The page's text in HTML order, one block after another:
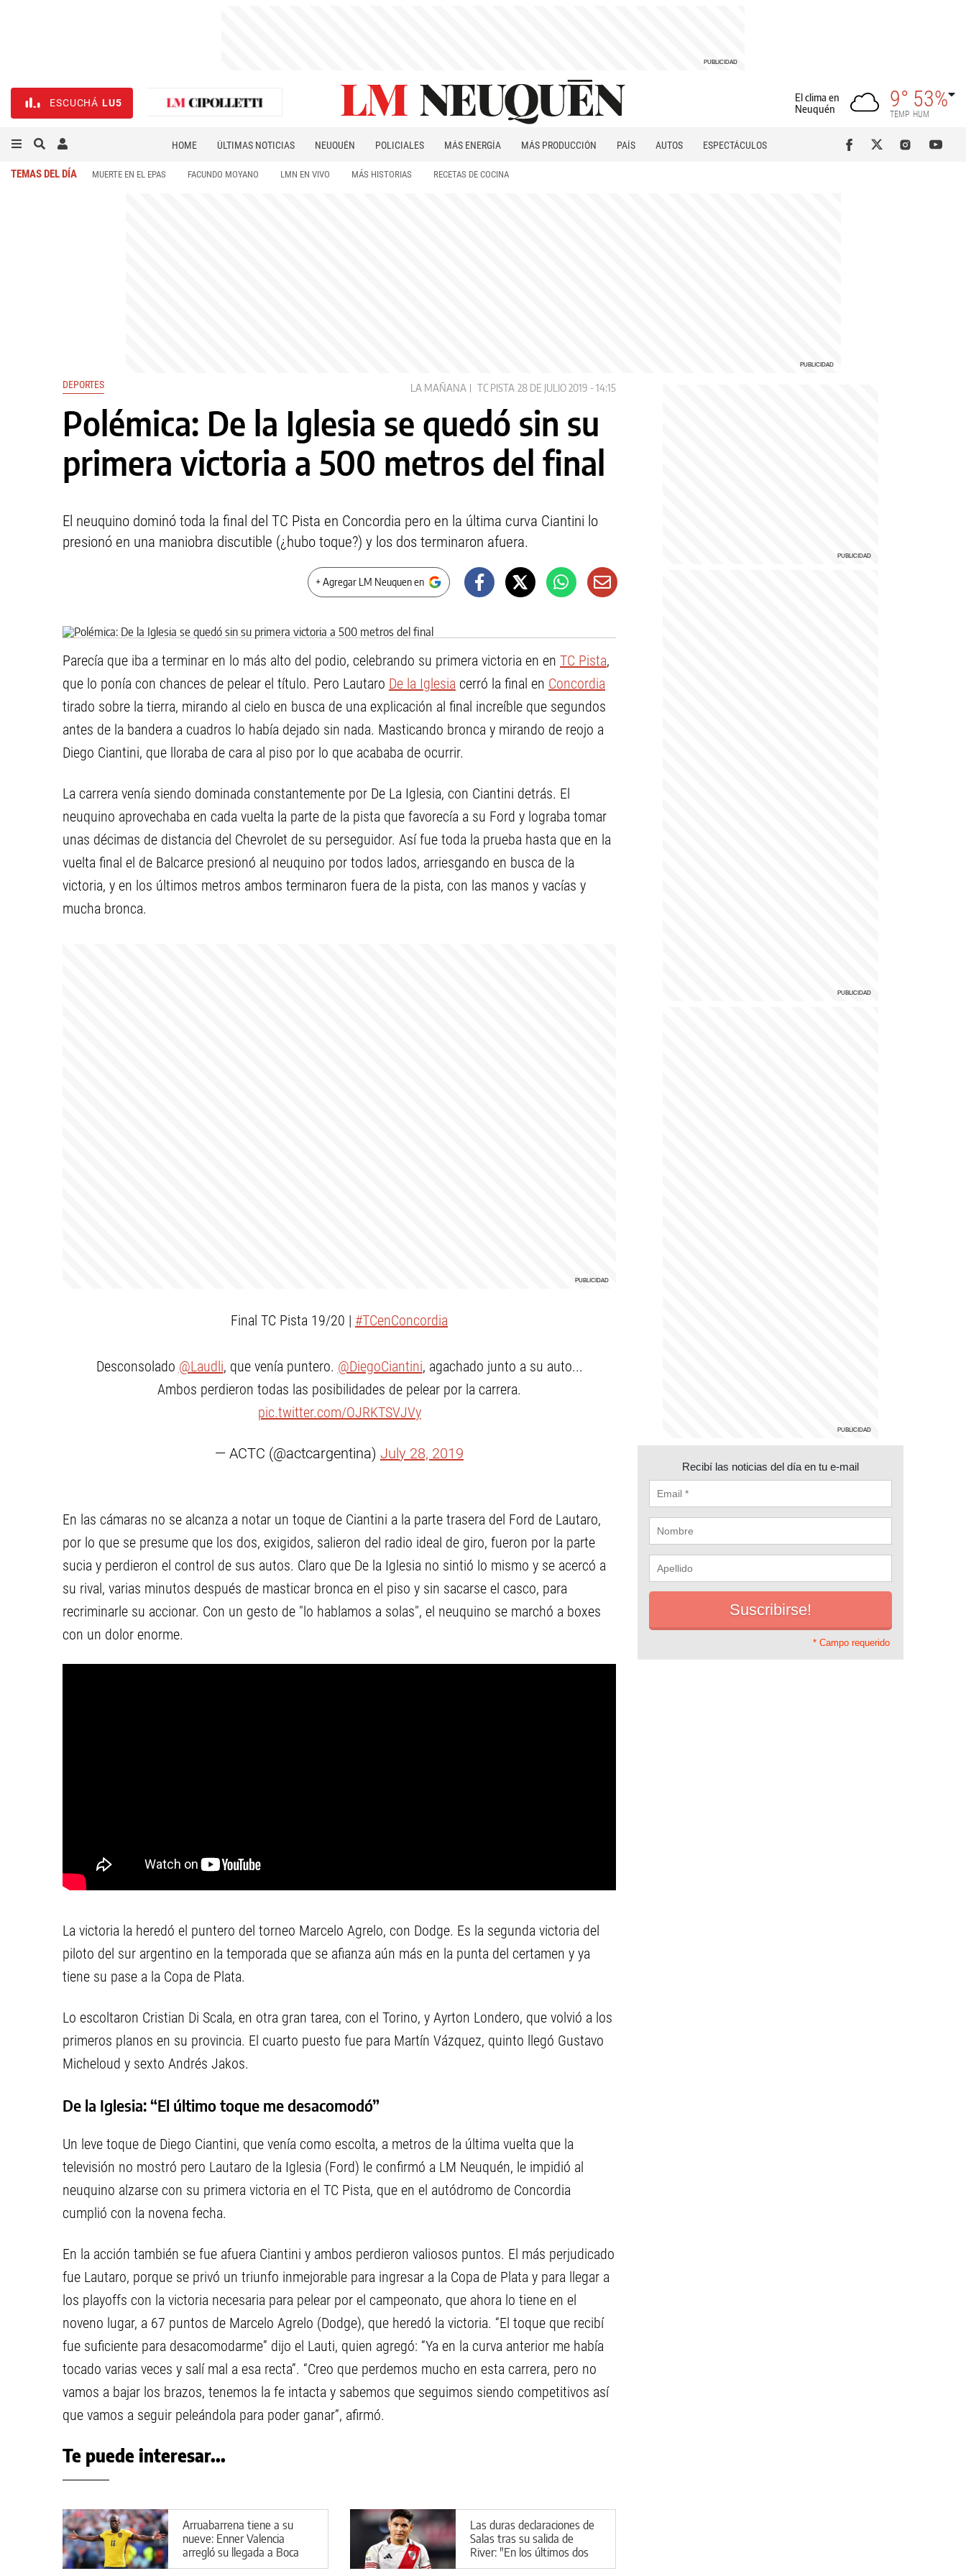
ESCUCHÁ LU5
El clima en
Neuquén
9°
TEMP
53%
HUM
HOME ÚLTIMAS NOTICIAS NEUQUÉN POLICIALES MÁS ENERGÍA MÁS PRODUCCIÓN PAÍS AUTOS
ESPECTÁCULOS
TEMAS DEL DÍA MUERTE EN EL EPAS FACUNDO MOYANO LMN EN VIVO MÁS HISTORIAS RECETAS DE COCINA
DEPORTES LA MAÑANA TC PISTA 28 DE JULIO 2019 - 14:15
Polémica: De la Iglesia se quedó sin su
primera victoria a 500 metros del final
El neuquino dominó toda la final del TC Pista en Concordia pero en la última curva Ciantini lo
presionó en una maniobra discutible (¿hubo toque?) y los dos terminaron afuera.
+ Agregar LM Neuquen en
Parecía que iba a terminar en lo más alto del podio, celebrando su primera victoria en en TC Pista,
que lo ponía con chances de pelear el título. Pero Lautaro De la Iglesia cerró la final en Concordia
tirado sobre la tierra, mirando al cielo en busca de una explicación al final increíble que segundos
antes de la bandera a cuadros lo había dejado sin nada. Masticando bronca y mirando de reojo a
Diego Ciantini, que lloraba de cara al piso por lo que acababa de ocurrir.
La carrera venía siendo dominada constantemente por De La Iglesia, con Ciantini detrás. El
neuquino aprovechaba en cada vuelta la parte de la pista que favorecía a su Ford y lograba tomar
unas décimas de distancia del Chevrolet de su perseguidor. Así fue toda la prueba hasta que en la
vuelta final el de Balcarce presionó al neuquino por todos lados, arriesgando en busca de la
victoria, y en los últimos metros ambos terminaron fuera de la pista, con las manos y vacías y
mucha bronca.
Final TC Pista 19/20 | #TCenConcordia
Desconsolado @Laudli, que venía puntero. @DiegoCiantini, agachado junto a su auto...
Ambos perdieron todas las posibilidades de pelear por la carrera.
pic.twitter.com/OJRKTSVJVy
— ACTC (@actcargentina) July 28, 2019
En las cámaras no se alcanza a notar un toque de Ciantini a la parte trasera del Ford de Lautaro,
por lo que se presume que los dos, exigidos, salieron del radio ideal de giro, fueron por la parte
sucia y perdieron el control de sus autos. Claro que De la Iglesia no sintió lo mismo y se acercó a
su rival, varias minutos después de masticar bronca en el piso y sin sacarse el casco, para
recriminarle su accionar. Con un gesto de "lo hablamos a solas", el neuquino se marchó a boxes
con un dolor enorme.
La victoria la heredó el puntero del torneo Marcelo Agrelo, con Dodge. Es la segunda victoria del
piloto del sur argentino en la temporada que se afianza aún más en la punta del certamen y ya
tiene su pase a la Copa de Plata.
Lo escoltaron Cristian Di Scala, en otra gran tarea, con el Torino, y Ayrton Londero, que volvió a los
primeros planos en su provincia. El cuarto puesto fue para Martín Vázquez, quinto llegó Gustavo
Micheloud y sexto Andrés Jakos.
De la Iglesia: “El último toque me desacomodó”
Un leve toque de Diego Ciantini, que venía como escolta, a metros de la última vuelta que la
televisión no mostró pero Lautaro de la Iglesia (Ford) le confirmó a LM Neuquén, le impidió al
neuquino alzarse con su primera victoria en el TC Pista, que en el autódromo de Concordia
cumplió con la novena fecha.
En la acción también se fue afuera Ciantini y ambos perdieron valiosos puntos. El más perjudicado
fue Lautaro, porque se privó un triunfo inmejorable para ingresar a la Copa de Plata y para llegar a
los playoffs con la victoria necesaria para pelear por el campeonato, que ahora lo tiene en el
noveno lugar, a 67 puntos de Marcelo Agrelo (Dodge), que heredó la victoria. “El toque que recibí
fue suficiente para desacomodarme” dijo el Lauti, quien agregó: “Ya en la curva anterior me había
tocado varias veces y salí mal a esa recta”. “Creo que perdemos mucho en esta carrera, pero no
vamos a bajar los brazos, tenemos la fe intacta y sabemos que seguimos siendo competitivos así
que vamos a seguir peleándola para poder ganar”, afirmó.
Te puede interesar...
Arruabarrena tiene a su
nueve: Enner Valencia
arregló su llegada a Boca
Las duras declaraciones de
Salas tras su salida de
River: "En los últimos dos
meses no me sentí jugador"
Recibí las noticias del día en tu e-mail
* Campo requerido